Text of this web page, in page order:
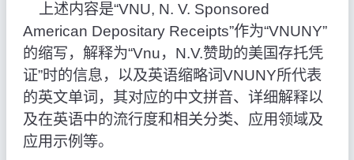
上述内容是“VNU, N. V. Sponsored
American Depositary Receipts”作为“VNUNY”
的缩写，解释为“Vnu，N.V.赞助的美国存托凭
证”时的信息，以及英语缩略词VNUNY所代表
的英文单词，其对应的中文拼音、详细解释以
及在英语中的流行度和相关分类、应用领域及
应用示例等。